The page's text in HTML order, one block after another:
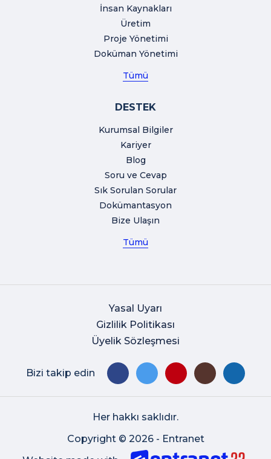
İnsan Kaynakları
Üretim
Proje Yönetimi
Doküman Yönetimi
Tümü
DESTEK
Kurumsal Bilgiler
Kariyer
Blog
Soru ve Cevap
Sık Sorulan Sorular
Dokümantasyon
Bize Ulaşın
Tümü
Yasal Uyarı
Gizlilik Politikası
Üyelik Sözleşmesi
Bizi takip edin
Her hakkı saklıdır.
Copyright © 2026 - Entranet